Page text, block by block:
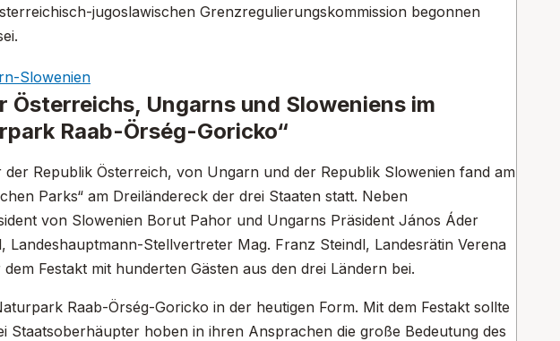
jugoslawischen Grenzregulierungskommission begonnen
Slowenien
Ungarns und Sloweniens im
Raab-Örség-Goricko“
Republik Österreich, von Ungarn und der Republik Slowenien fand am
Parks“ am Dreiländereck der drei Staaten statt. Neben
von Slowenien Borut Pahor und Ungarns Präsident János Áder
Stellvertreter Mag. Franz Steindl, Landesrätin Verena
Festakt mit hunderten Gästen aus den drei Ländern bei.
Raab-Örség-Goricko in der heutigen Form. Mit dem Festakt sollte
Staatsoberhäupter hoben in ihren Ansprachen die große Bedeutung des